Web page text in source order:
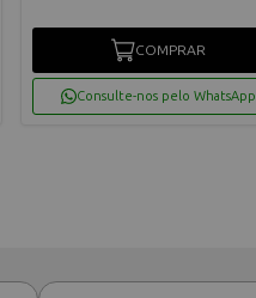
COMPRAR
Consulte-nos pelo WhatsApp